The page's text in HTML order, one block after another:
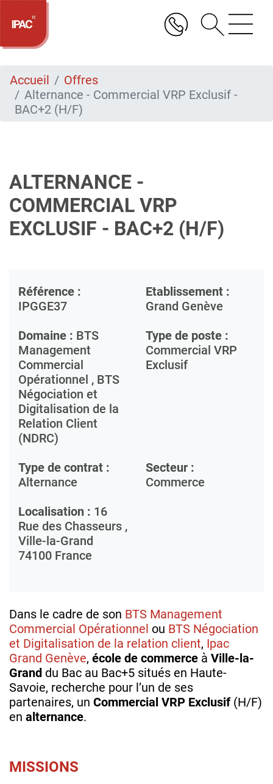
Aller
contenu
Accueil
Offres
Alternance - Commercial VRP Exclusif -
BAC+2 (H/F)
ALTERNANCE -
COMMERCIAL VRP
EXCLUSIF - BAC+2 (H/F)
Référence :
IPGGE37
Etablissement :
Grand Genève
Domaine : BTS
Management
Commercial
Opérationnel , BTS
Négociation et
Digitalisation de la
Relation Client
(NDRC)
Type de poste :
Commercial VRP
Exclusif
Type de contrat :
Alternance
Secteur :
Commerce
Localisation : 16
Rue des Chasseurs ,
Ville-la-Grand
74100 France
Dans le cadre de son BTS Management
Commercial Opérationnel ou BTS Négociation
et Digitalisation de la relation client, Ipac
Grand Genève, école de commerce à Ville-la-
Grand du Bac au Bac+5 situés en Haute-
Savoie, recherche pour l’un de ses
partenaires, un Commercial VRP Exclusif(H/F)
en alternance.
MISSIONS